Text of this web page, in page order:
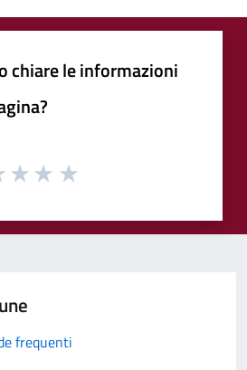
chiare le informazioni
frequenti